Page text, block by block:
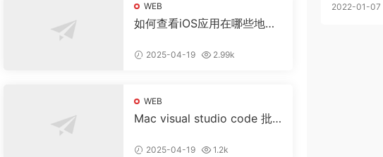
WEB
如何查看iOS应用在哪些地区
2025-04-19 2.99k
WEB
Mac visual studio code 批
2025-04-19 1.2k
2022-01-07